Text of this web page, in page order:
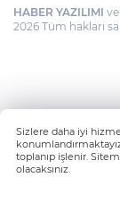
HABER YAZILIMI
2026 Tüm hakları
Sizlere daha iyi
toplanıp işlenir.
olacaksınız.